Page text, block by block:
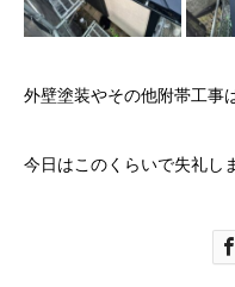
外壁塗装やその他附帯工事
今日はこのくらいで失礼し